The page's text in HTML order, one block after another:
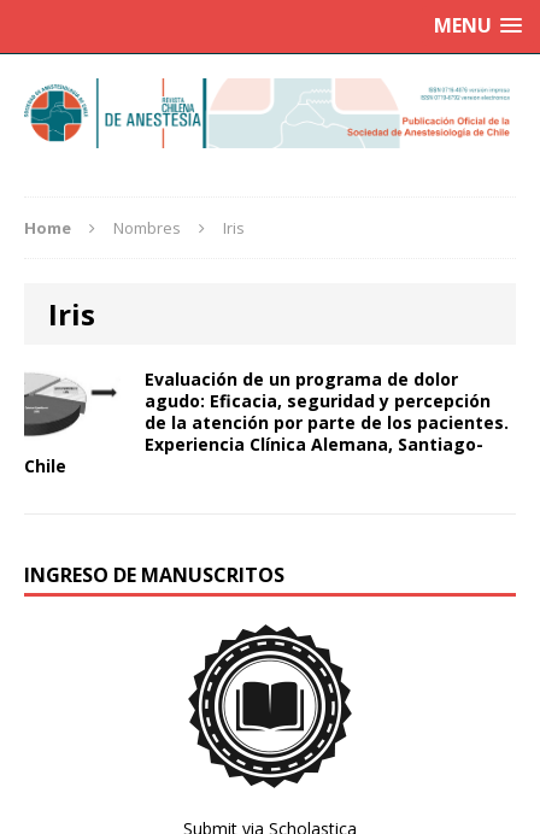
MENU
Home Nombres Iris
Iris
Evaluación de un programa de dolor
agudo: Eficacia, seguridad y percepción
de la atención por parte de los pacientes.
Experiencia Clínica Alemana, Santiago-
Chile
INGRESO DE MANUSCRITOS
Submit via Scholastica